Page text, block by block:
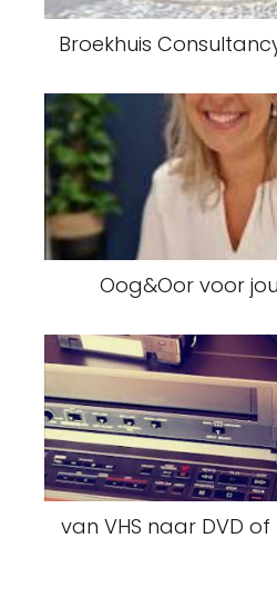
Broekhuis
Oog&Oor voor
van VHS naar DVD